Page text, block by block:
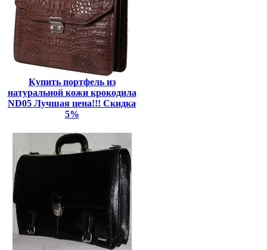
Купить портфель из
натуральной кожи крокодила
ND05 Лучшая цена!!! Скидка
5%